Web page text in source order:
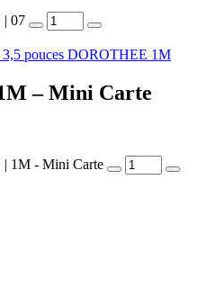
| 07
– Mini Carte
| 1M - Mini Carte